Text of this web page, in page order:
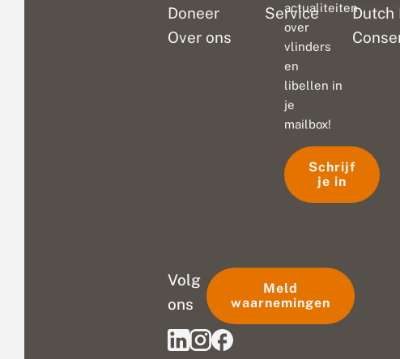
Doneer
Over ons
Service
Dutch
actualiteiten
over
vlinders
en
libellen in
je
mailbox!
Schrijf
je in
Volg
ons
Meld
waarnemingen